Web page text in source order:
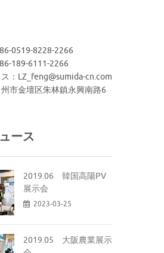
0519-8228-2266
189-6111-2266
：LZ_feng@sumida-cn.com
市金壇区朱林鎮永興南路6
ース
2019.06 韓国高陽PV
展示会
2023-03-25
2019.05 大阪農業展示